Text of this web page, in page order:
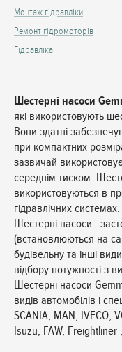
Монтаж гідравліки
Ремонт гідромоторів
Гідравліка
Шестерні насоси
які використовують
Вони здатні
при компактних
зазвичай
середнім тиском.
використовуються в
гідравлічних системах.
Шестерні насоси :
(встановлюються на
будівельну та інші
відбору потужності з
Шестерні насоси
видів автомобілів і
SCANIA, MAN, IVECO,
Isuzu, FAW,